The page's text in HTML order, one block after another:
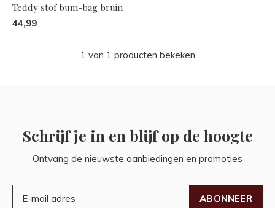
Teddy stof bum-bag bruin
44,99
1 van 1 producten bekeken
Schrijf je in en blijf op de hoogte
Ontvang de nieuwste aanbiedingen en promoties
ABONNEER